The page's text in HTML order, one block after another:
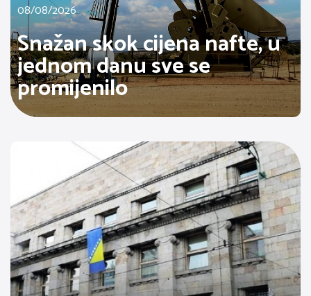
08/08/2026
Snažan skok cijena nafte, u
jednom danu sve se
promijenilo